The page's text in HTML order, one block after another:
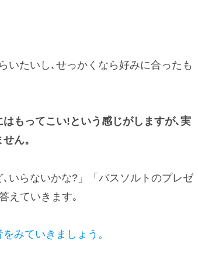
いたいし､せっかくなら好みに合ったも
もってこい!という感じがしますが､実
ん。
いらないかな?」「バスソルトのプレゼ
えていきます｡
みていきましょう。